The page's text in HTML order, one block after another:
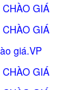
GIÁ
GIÁ
giá.VP
GIÁ